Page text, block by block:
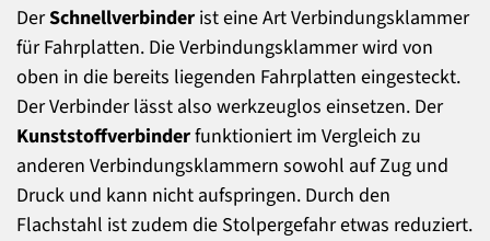
DerSchnellverbinder ist eine Art Verbindungsklammer
für Fahrplatten. Die Verbindungsklammer wird von
oben in die bereits liegenden Fahrplatten eingesteckt.
Der Verbinder lässt also werkzeuglos einsetzen. Der
Kunststoffverbinderfunktioniert im Vergleich zu
anderen Verbindungsklammern sowohl auf Zug und
Druck und kann nicht aufspringen. Durch den
Flachstahl ist zudem die Stolpergefahr etwas reduziert.